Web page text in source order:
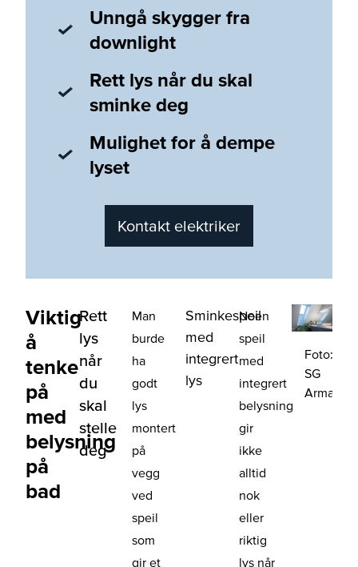
Unngå skygger fra
downlight
Rett lys når du skal
sminke deg
Mulighet for å dempe
lyset
Kontakt elektriker
Viktig
å
tenke
på
med
belysning
på
bad
Rett
lys
når
du
skal
stelle
deg
Man
burde
ha
godt
lys
montert
på
vegg
ved
speil
som
gir et
Sminkespeil
med
integrert
lys
Noen
speil
med
integrert
belysning
gir
ikke
alltid
nok
eller
riktig
lys når
Foto:
SG